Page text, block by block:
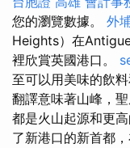
您的瀏覽數據。 外
Heights）在
裡欣賞英國港口。
至可以用美味的飲
翻譯意味著山峰，
都是火山起源和更
了新港口的新首都